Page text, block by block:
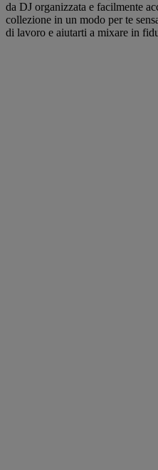
da DJ organizzata e facilmente
collezione in un modo per te
di lavoro e aiutarti a mixare in